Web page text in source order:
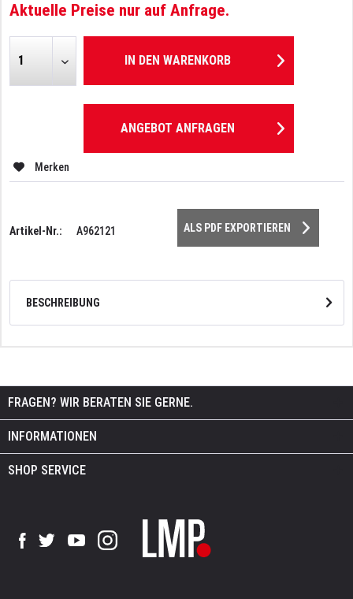
Aktuelle Preise nur auf Anfrage.
IN DEN WARENKORB
ANGEBOT ANFRAGEN
Merken
Artikel-Nr.: A962121 ALS PDF EXPORTIEREN
BESCHREIBUNG
FRAGEN? WIR BERATEN SIE GERNE.
INFORMATIONEN
SHOP SERVICE